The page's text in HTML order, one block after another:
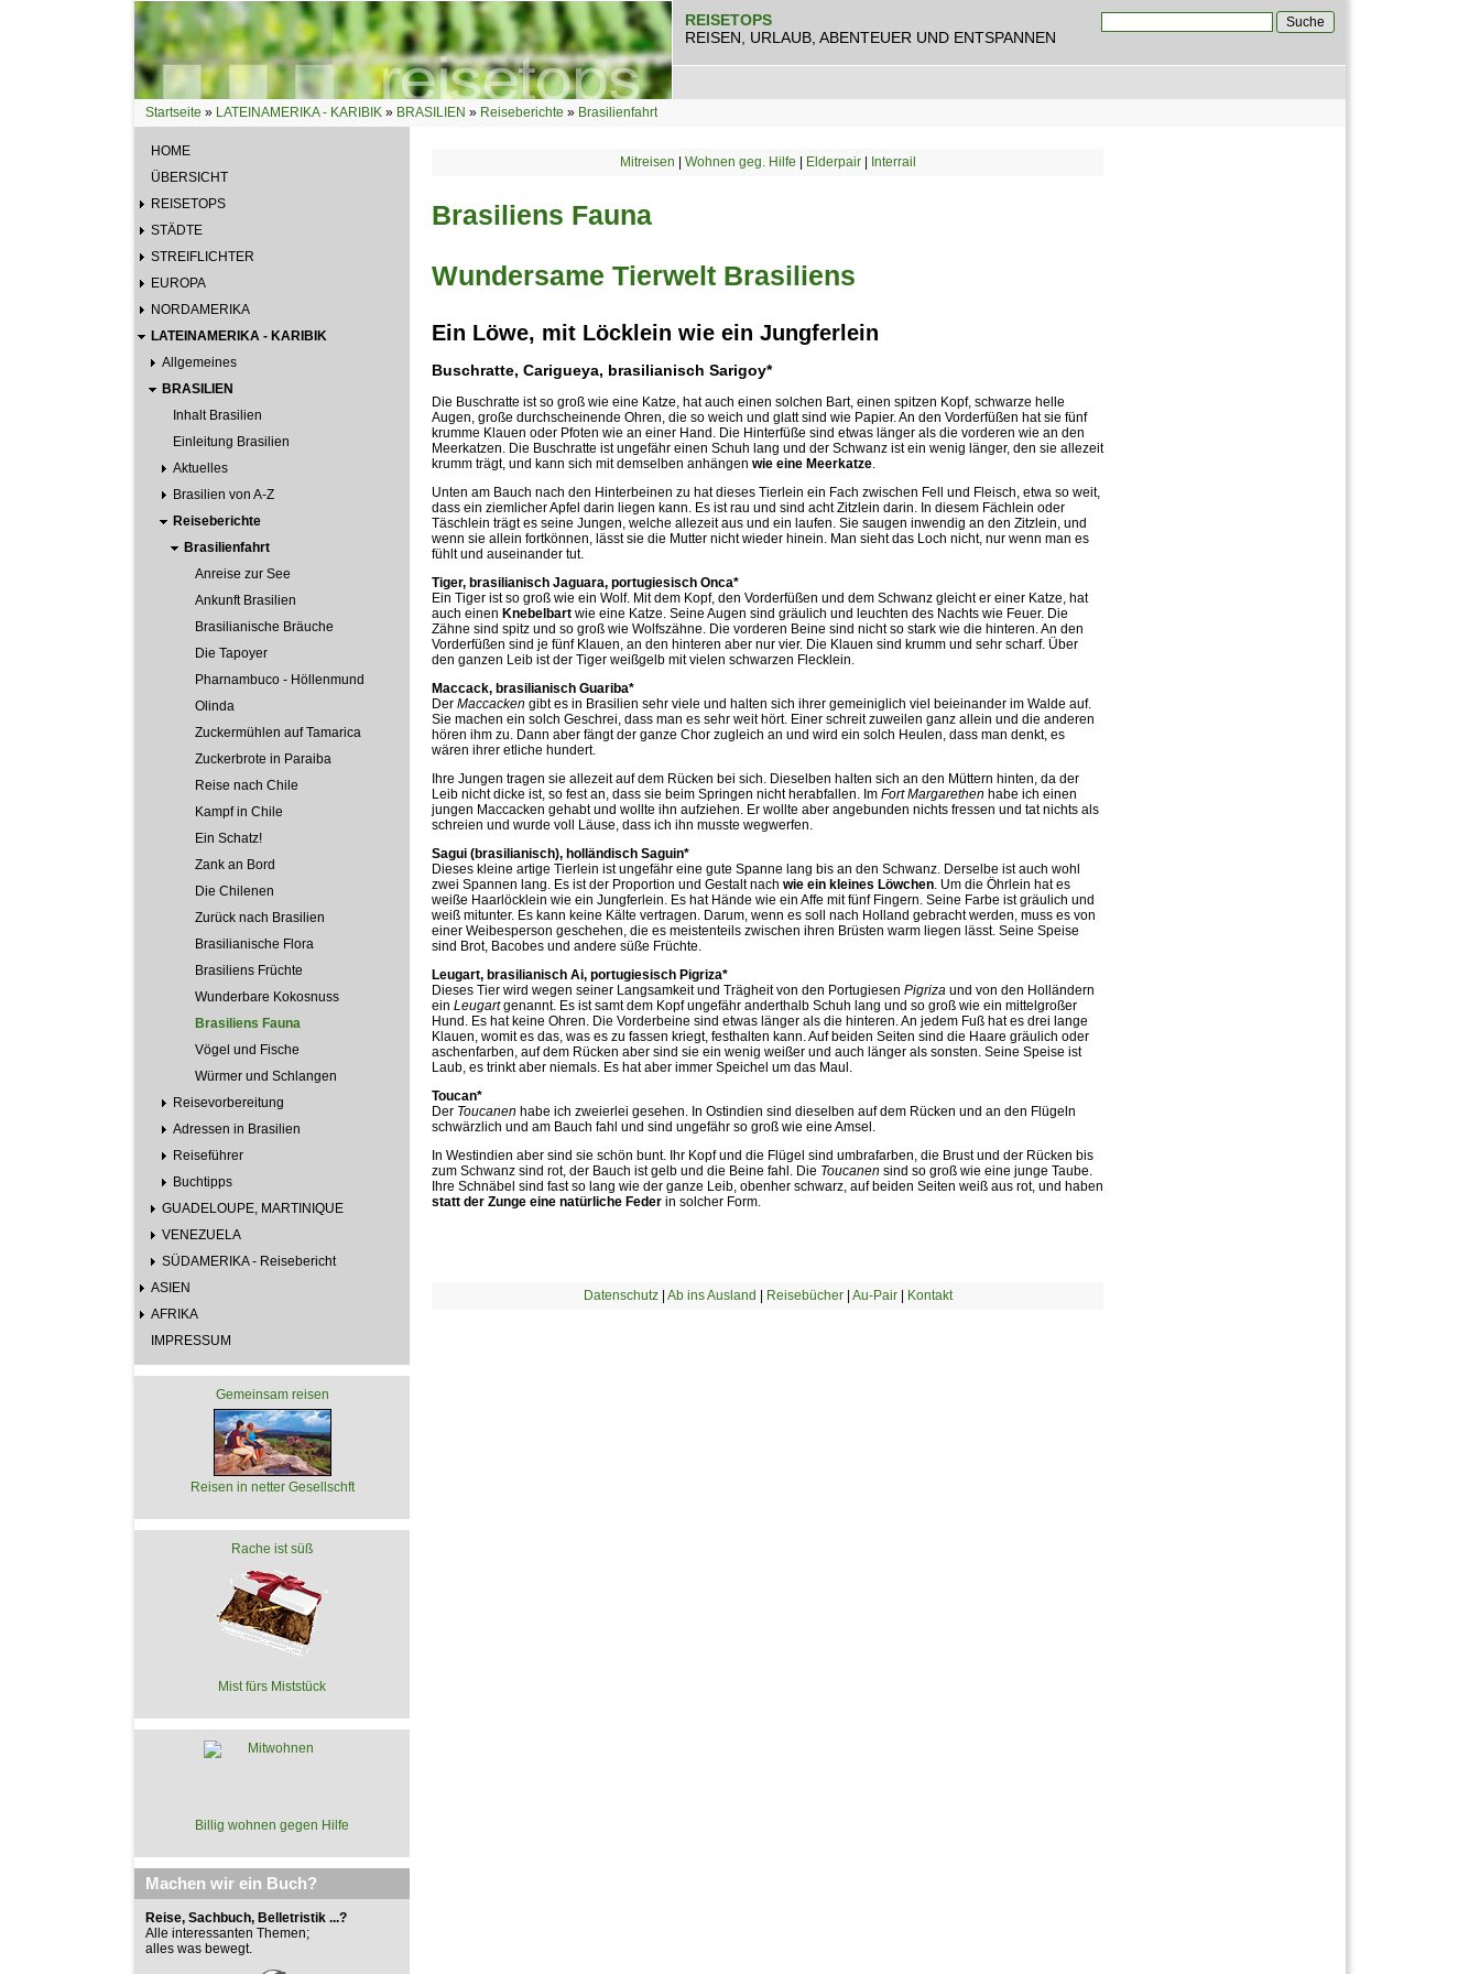
REISETOPS
REISEN, URLAUB, ABENTEUER UND ENTSPANNEN
Sie sind hier
Startseite » LATEINAMERIKA - KARIBIK » BRASILIEN » Reiseberichte » Brasilienfahrt
HOME
ÜBERSICHT
REISETOPS
STÄDTE
STREIFLICHTER
EUROPA
NORDAMERIKA
LATEINAMERIKA - KARIBIK
Allgemeines
BRASILIEN
Inhalt Brasilien
Einleitung Brasilien
Aktuelles
Brasilien von A-Z
Reiseberichte
Brasilienfahrt
Anreise zur See
Ankunft Brasilien
Brasilianische Bräuche
Die Tapoyer
Pharnambuco - Höllenmund
Olinda
Zuckermühlen auf Tamarica
Zuckerbrote in Paraiba
Reise nach Chile
Kampf in Chile
Ein Schatz!
Zank an Bord
Die Chilenen
Zurück nach Brasilien
Brasilianische Flora
Brasiliens Früchte
Wunderbare Kokosnuss
Brasiliens Fauna
Vögel und Fische
Würmer und Schlangen
Reisevorbereitung
Adressen in Brasilien
Reiseführer
Buchtipps
GUADELOUPE, MARTINIQUE
VENEZUELA
SÜDAMERIKA - Reisebericht
ASIEN
AFRIKA
IMPRESSUM
Gemeinsam reisen
Reisen in netter Gesellschft
Rache ist süß
Mist fürs Miststück
Billig wohnen gegen Hilfe
Machen wir ein Buch?
Reise, Sachbuch, Belletristik ...?
Alle interessanten Themen;
alles was bewegt.
Mitreisen Wohnen geg. Hilfe Elderpair| Interrail
Brasiliens Fauna
Wundersame Tierwelt Brasiliens
Ein Löwe, mit Löcklein wie ein Jungferlein
Buschratte, Carigueya, brasilianisch Sarigoy*
Die Buschratte ist so groß wie eine Katze, hat auch einen solchen Bart, einen spitzen Kopf, schwarze helle
Augen, große durchscheinende Ohren, die so weich und glatt sind wie Papier. An den Vorderfüßen hat sie fünf
krumme Klauen oder Pfoten wie an einer Hand. Die Hinterfüße sind etwas länger als die vorderen wie an den
Meerkatzen. Die Buschratte ist ungefähr einen Schuh lang und der Schwanz ist ein wenig länger, den sie allezeit
krumm trägt, und kann sich mit demselben anhängen wie eine Meerkatze.
Unten am Bauch nach den Hinterbeinen zu hat dieses Tierlein ein Fach zwischen Fell und Fleisch, etwa so weit,
dass ein ziemlicher Apfel darin liegen kann. Es ist rau und sind acht Zitzlein darin. In diesem Fächlein oder
Täschlein trägt es seine Jungen, welche allezeit aus und ein laufen. Sie saugen inwendig an den Zitzlein, und
wenn sie allein fortkönnen, lässt sie die Mutter nicht wieder hinein. Man sieht das Loch nicht, nur wenn man es
fühlt und auseinander tut.
Tiger, brasilianisch Jaguara, portugiesisch Onca*
Ein Tiger ist so groß wie ein Wolf. Mit dem Kopf, den Vorderfüßen und dem Schwanz gleicht er einer Katze, hat
auch einen Knebelbart wie eine Katze. Seine Augen sind gräulich und leuchten des Nachts wie Feuer. Die
Zähne sind spitz und so groß wie Wolfszähne. Die vorderen Beine sind nicht so stark wie die hinteren. An den
Vorderfüßen sind je fünf Klauen, an den hinteren aber nur vier. Die Klauen sind krumm und sehr scharf. Über
den ganzen Leib ist der Tiger weißgelb mit vielen schwarzen Flecklein.
Maccack, brasilianisch Guariba*
Der Maccacken gibt es in Brasilien sehr viele und halten sich ihrer gemeiniglich viel beieinander im Walde auf.
Sie machen ein solch Geschrei, dass man es sehr weit hört. Einer schreit zuweilen ganz allein und die anderen
hören ihm zu. Dann aber fängt der ganze Chor zugleich an und wird ein solch Heulen, dass man denkt, es
wären ihrer etliche hundert.
Ihre Jungen tragen sie allezeit auf dem Rücken bei sich. Dieselben halten sich an den Müttern hinten, da der
Leib nicht dicke ist, so fest an, dass sie beim Springen nicht herabfallen. Im Fort Margarethen habe ich einen
jungen Maccacken gehabt und wollte ihn aufziehen. Er wollte aber angebunden nichts fressen und tat nichts als
schreien und wurde voll Läuse, dass ich ihn musste wegwerfen.
Sagui (brasilianisch), holländisch Saguin*
Dieses kleine artige Tierlein ist ungefähr eine gute Spanne lang bis an den Schwanz. Derselbe ist auch wohl
zwei Spannen lang. Es ist der Proportion und Gestalt nach wie ein kleines Löwchen. Um die Öhrlein hat es
weiße Haarlöcklein wie ein Jungferlein. Es hat Hände wie ein Affe mit fünf Fingern. Seine Farbe ist gräulich und
weiß mitunter. Es kann keine Kälte vertragen. Darum, wenn es soll nach Holland gebracht werden, muss es von
einer Weibesperson geschehen, die es meistenteils zwischen ihren Brüsten warm liegen lässt. Seine Speise
sind Brot, Bacobes und andere süße Früchte.
Leugart, brasilianisch Ai, portugiesisch Pigriza*
Dieses Tier wird wegen seiner Langsamkeit und Trägheit von den Portugiesen Pigriza und von den Holländern
ein Leugartgenannt. Es ist samt dem Kopf ungefähr anderthalb Schuh lang und so groß wie ein mittelgroßer
Hund. Es hat keine Ohren. Die Vorderbeine sind etwas länger als die hinteren. An jedem Fuß hat es drei lange
Klauen, womit es das, was es zu fassen kriegt, festhalten kann. Auf beiden Seiten sind die Haare gräulich oder
aschenfarben, auf dem Rücken aber sind sie ein wenig weißer und auch länger als sonsten. Seine Speise ist
Laub, es trinkt aber niemals. Es hat aber immer Speichel um das Maul.
Toucan*
Der Toucanen habe ich zweierlei gesehen. In Ostindien sind dieselben auf dem Rücken und an den Flügeln
schwärzlich und am Bauch fahl und sind ungefähr so groß wie eine Amsel.
In Westindien aber sind sie schön bunt. Ihr Kopf und die Flügel sind umbrafarben, die Brust und der Rücken bis
zum Schwanz sind rot, der Bauch ist gelb und die Beine fahl. Die Toucanen sind so groß wie eine junge Taube.
Ihre Schnäbel sind fast so lang wie der ganze Leib, obenher schwarz, auf beiden Seiten weiß aus rot, und haben
statt der Zunge eine natürliche Feder in solcher Form.
Datenschutz| Ab ins Ausland Reisebücher| Au-Pair| Kontakt